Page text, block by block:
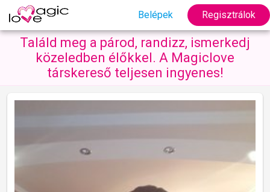
Belépek Regisztrálok
Találd meg a párod, randizz, ismerkedj
közeledben élőkkel. A Magiclove
társkereső teljesen ingyenes!